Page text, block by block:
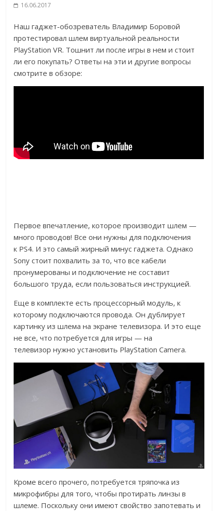
16.06.2017
Наш гаджет-обозреватель Владимир Боровой
протестировал шлем виртуальной реальности
PlayStation VR. Тошнит ли после игры в нем и стоит
ли его покупать? Ответы на эти и другие вопросы
смотрите в обзоре:
Первое впечатление, которое производит шлем —
много проводов! Все они нужны для подключения
к PS4. И это самый жирный минус гаджета. Однако
Sony стоит похвалить за то, что все кабели
пронумерованы и подключение не составит
большого труда, если пользоваться инструкцией.
Еще в комплекте есть процессорный модуль, к
которому подключаются провода. Он дублирует
картинку из шлема на экране телевизора. И это еще
не все, что потребуется для игры — на
телевизор нужно установить PlayStation Camera.
Кроме всего прочего, потребуется тряпочка из
микрофибры для того, чтобы протирать линзы в
шлеме. Поскольку они имеют свойство запотевать и